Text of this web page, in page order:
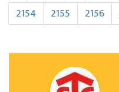
2154
2155 2156